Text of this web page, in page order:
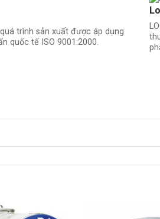
trình sản xuất được áp dụng
quốc tế ISO 9001:2000.